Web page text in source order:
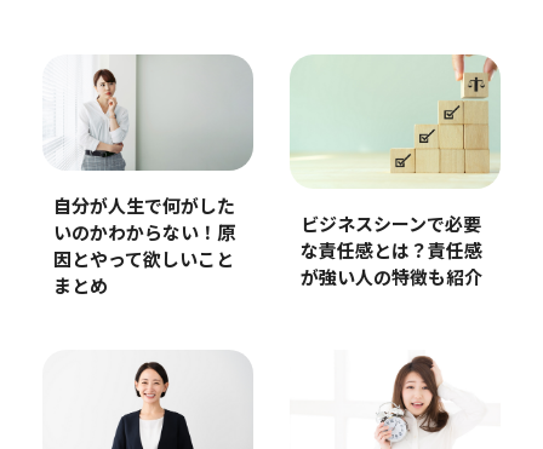
自分が人生で何がした
いのかわからない！原
因とやって欲しいこと
まとめ
ビジネスシーンで必要
な責任感とは？責任感
が強い人の特徴も紹介